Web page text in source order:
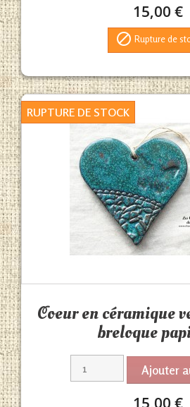
15,00 €
 Rupture de
Coeur en céramique
breloque
Ajouter
RUPTURE DE STOCK